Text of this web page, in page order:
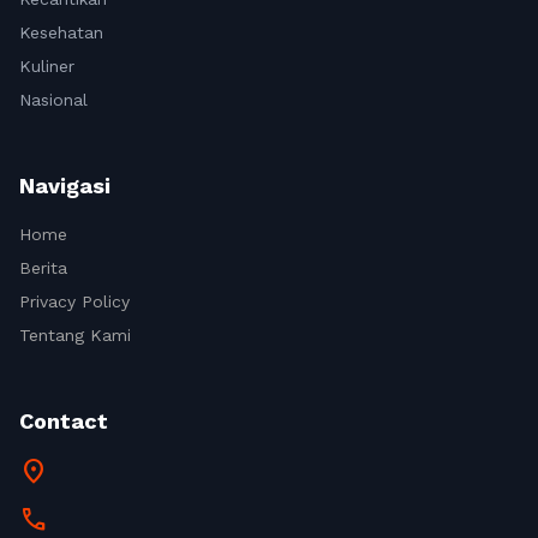
Kesehatan
Kuliner
Nasional
Navigasi
Home
Berita
Privacy Policy
Tentang Kami
Contact
location_on
call